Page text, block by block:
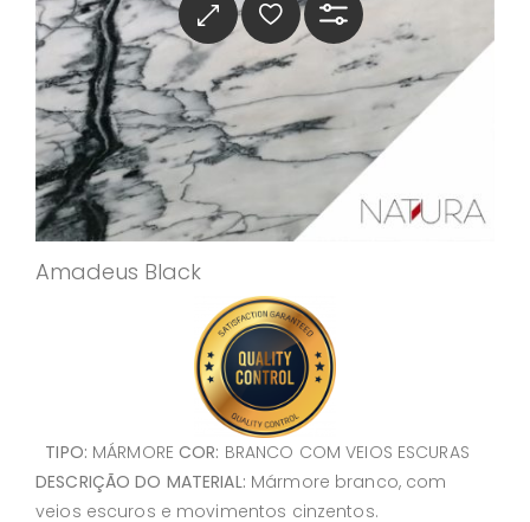
Amadeus Black
TIPO: MÁRMORECOR: BRANCO COM VEIOS ESCURAS
DESCRIÇÃO DO MATERIAL: Mármore branco, com
veios escuros e movimentos cinzentos.